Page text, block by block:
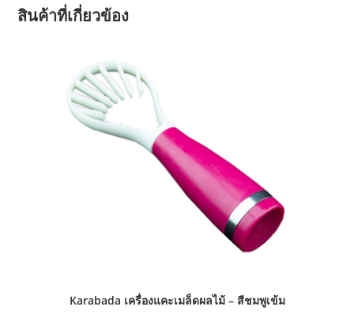
สินค้าที่เกี่ยวข้อง
Karabada เครื่องแคะเมล็ดผลไม้ – สีชมพูเข้ม